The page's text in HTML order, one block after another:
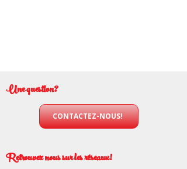
Une question?
CONTACTEZ-NOUS!
Retrouvez nous sur les réseaux!